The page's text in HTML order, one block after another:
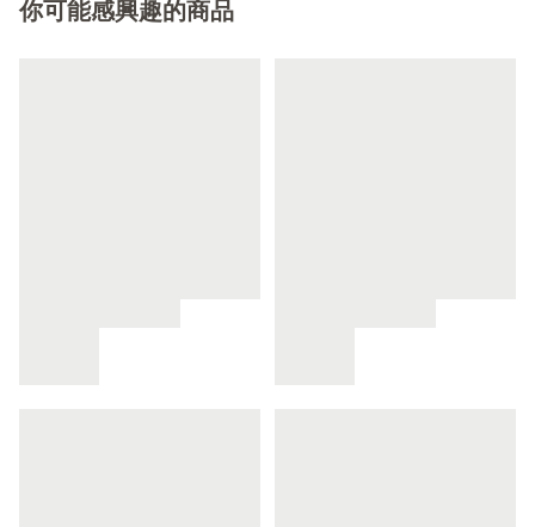
你可能感興趣的商品